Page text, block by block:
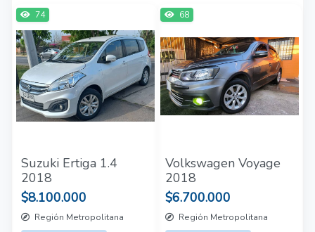
74
Suzuki Ertiga 1.4
2018
$8.100.000
Región Metropolitana
68
Volkswagen Voyage
2018
$6.700.000
Región Metropolitana